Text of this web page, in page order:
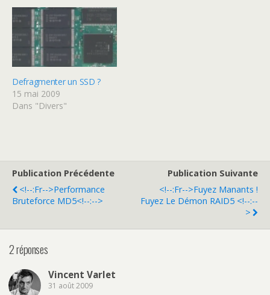
connexion : nom du SSID
Porteuse de données :
WLAN Nom du VLAN :
nom du SSID Etat du…
Defragmenter un SSD ?
15 mai 2009
Dans "Divers"
Publication Précédente
<!--:fr-->Performance
Bruteforce MD5<!--:-->
Publication Suivante
<!--:fr-->Fuyez Manants !
Fuyez Le Démon RAID5 <!--:--
>
2 réponses
Vincent Varlet
31 août 2009